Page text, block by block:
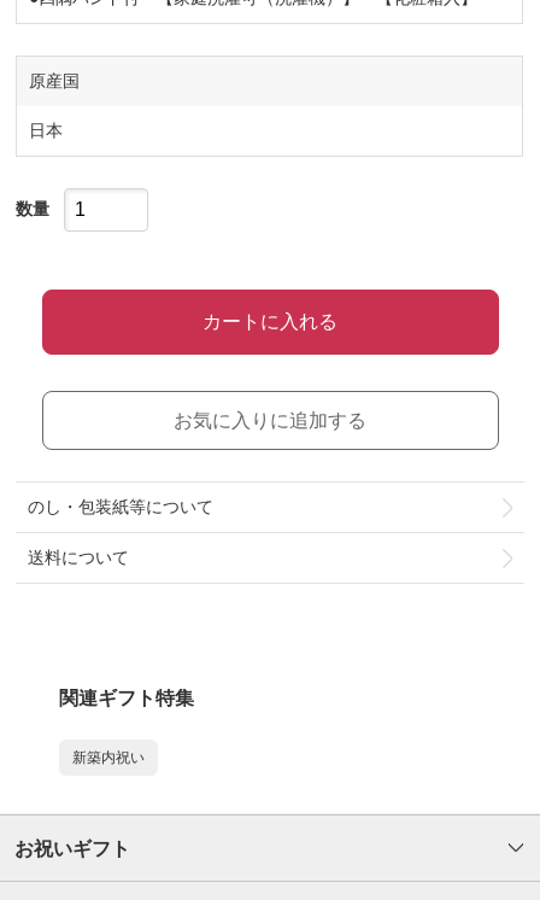
原産国
日本
数量
カートに入れる
お気に入りに追加する
のし・包装紙等について
送料について
関連ギフト特集
新築内祝い
お祝いギフト